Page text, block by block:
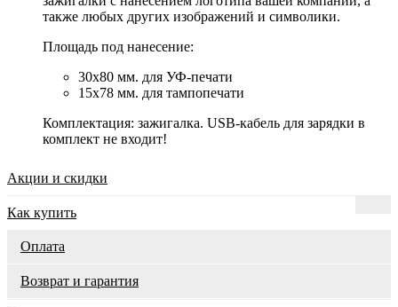
также любых других изображений и символики.
Площадь под нанесение:
30х80 мм. для УФ-печати
15х78 мм. для тампопечати
Комплектация: зажигалка. USB-кабель для зарядки в
комплект не входит!
Акции и скидки
Как купить
Оплата
Возврат и гарантия